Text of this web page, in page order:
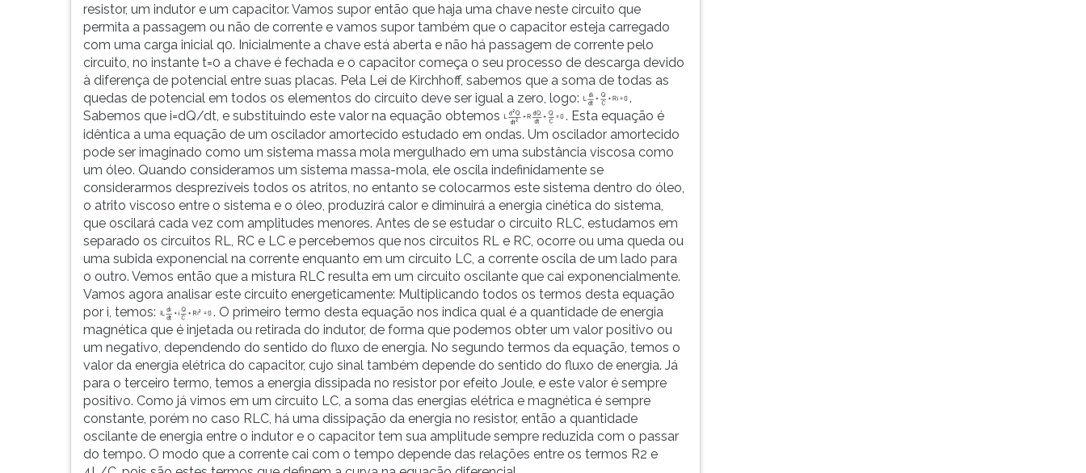
resistor, um indutor e um capacitor. Vamos supor então que haja uma chave neste circuito que
permita a passagem ou não de corrente e vamos supor também que o capacitor esteja carregado
com uma carga inicial q0. Inicialmente a chave está aberta e não há passagem de corrente pelo
circuito, no instante t=0 a chave é fechada e o capacitor começa o seu processo de descarga devido
à diferença de potencial entre suas placas. Pela Lei de Kirchhoff, sabemos que a soma de todas as
quedas de potencial em todos os elementos do circuito deve ser igual a zero, logo:
.
Sabemos que i=dQ/dt, e substituindo este valor na equação obtemos
. Esta equação é
idêntica a uma equação de um oscilador amortecido estudado em ondas. Um oscilador amortecido
pode ser imaginado como um sistema massa mola mergulhado em uma substância viscosa como
um óleo. Quando consideramos um sistema massa-mola, ele oscila indefinidamente se
considerarmos desprezíveis todos os atritos, no entanto se colocarmos este sistema dentro do óleo,
o atrito viscoso entre o sistema e o óleo, produzirá calor e diminuirá a energia cinética do sistema,
que oscilará cada vez com amplitudes menores. Antes de se estudar o circuito RLC, estudamos em
separado os circuitos RL, RC e LC e percebemos que nos circuitos RL e RC, ocorre ou uma queda ou
uma subida exponencial na corrente enquanto em um circuito LC, a corrente oscila de um lado para
o outro. Vemos então que a mistura RLC resulta em um circuito oscilante que cai exponencialmente.
Vamos agora analisar este circuito energeticamente: Multiplicando todos os termos desta equação
por i, temos:
. O primeiro termo desta equação nos indica qual é a quantidade de energia
magnética que é injetada ou retirada do indutor, de forma que podemos obter um valor positivo ou
um negativo, dependendo do sentido do fluxo de energia. No segundo termos da equação, temos o
valor da energia elétrica do capacitor, cujo sinal também depende do sentido do fluxo de energia. Já
para o terceiro termo, temos a energia dissipada no resistor por efeito Joule, e este valor é sempre
positivo. Como já vimos em um circuito LC, a soma das energias elétrica e magnética é sempre
constante, porém no caso RLC, há uma dissipação da energia no resistor, então a quantidade
oscilante de energia entre o indutor e o capacitor tem sua amplitude sempre reduzida com o passar
do tempo. O modo que a corrente cai com o tempo depende das relações entre os termos R2 e